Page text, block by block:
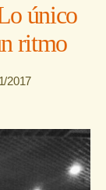
único
ritmo
2017